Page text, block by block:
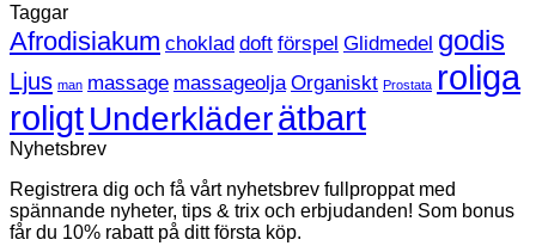
Heta
sextips!
Taggar
Afrodisiakum choklad doft förspel Glidmedel godis
Ljus man massage massageolja Organiskt Prostata roliga
roligtUnderkläderätbart
Nyhetsbrev
Registrera dig och få vårt nyhetsbrev fullproppat med
spännande nyheter, tips & trix och erbjudanden! Som bonus
får du 10% rabatt på ditt första köp.